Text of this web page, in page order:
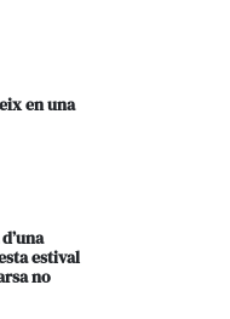
en una
estival
no